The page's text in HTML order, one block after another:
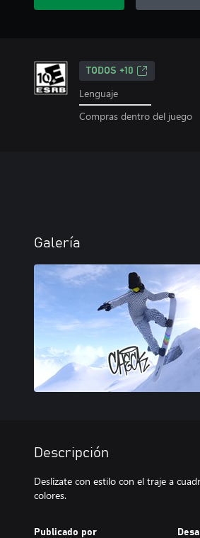
TODOS +10
Lenguaje
Compras dentro del juego
Galería
Descripción
Deslízate con estilo con el traje a
colores.
Publicado por